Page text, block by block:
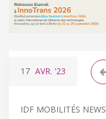
17 AVR. '23
IDF MOBILITÉS NEWS